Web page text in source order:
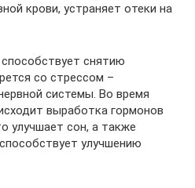
крови, устраняет отеки на
снятию
со стрессом –
системы. Во время
выработка гормонов
улучшает сон, а также
улучшению